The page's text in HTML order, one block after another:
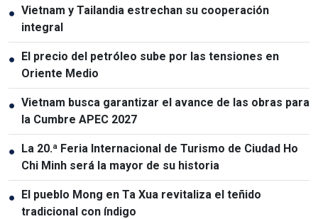
● Vietnam y Tailandia estrechan su cooperación
integral
● El precio del petróleo sube por las tensiones en
Oriente Medio
● Vietnam busca garantizar el avance de las obras para
la Cumbre APEC 2027
● La 20.ª Feria Internacional de Turismo de Ciudad Ho
Chi Minh será la mayor de su historia
● El pueblo Mong en Ta Xua revitaliza el teñido
tradicional con índigo